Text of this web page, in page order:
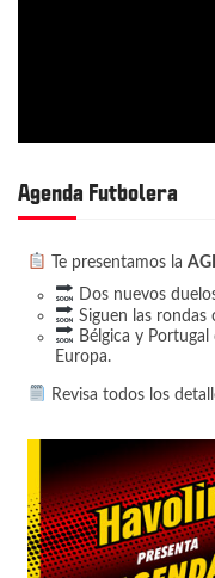
Agenda Futbolera
Te presentamos la
Dos nuevos
Siguen las rondas
Bélgica y
Europa.
Revisa todos los